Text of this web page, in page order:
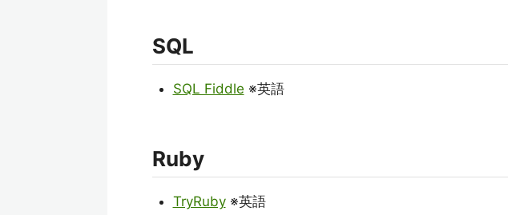
SQL
SQL Fiddle ※英語
Ruby
TryRuby※英語